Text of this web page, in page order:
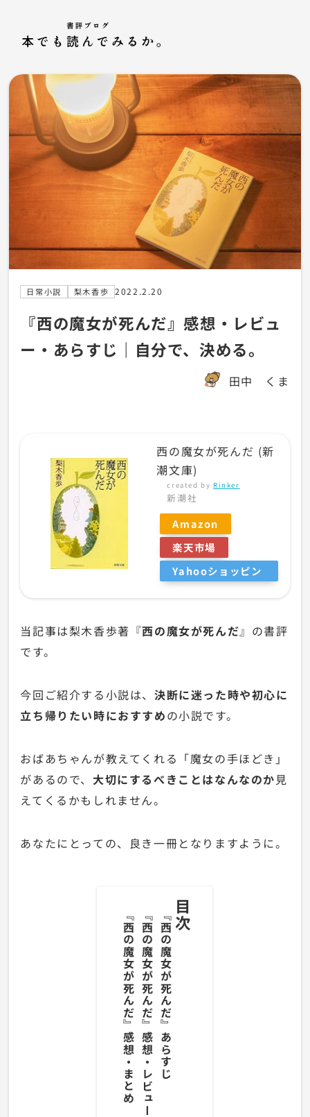
日常小説 梨木香歩 2022.2.20
『西の魔女が死んだ』感想・レビュ
ー・あらすじ｜自分で、決める。
田中 くま
西の魔女が死んだ (新
潮文庫)
created by Rinker
新潮社
Amazon
楽天市場
Yahooショッピン
当記事は梨木香歩著『西の魔女が死んだ』の書評
です。
今回ご紹介する小説は、決断に迷った時や初心に
立ち帰りたい時におすすめの小説です。
おばあちゃんが教えてくれる「魔女の手ほどき」
があるので、 大切にするべきことはなんなのか 見
えてくるかもしれません。
あなたにとっての、良き一冊となりますように。
目次
『西の魔女が死んだ』あらすじ
『西の魔女が死んだ』感想・レビュー
『西の魔女が死んだ』感想・まとめ